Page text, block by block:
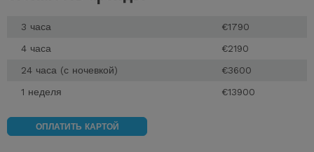
3 часа
€1790
4 часа
€2190
24 часа (с ночевкой)
€3600
1 неделя
€13900
ОПЛАТИТЬ КАРТОЙ